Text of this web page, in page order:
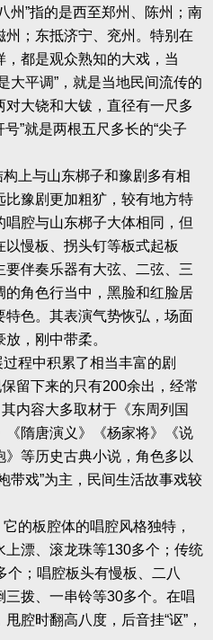
州”指的是西至郑州、陈州；南
；东抵济宁、兖州。特别在
都是观众熟知的大戏，当
大平调”，就是当地民间流传的
大铙和大钹，直径有一尺多
”就是两根五尺多长的“尖子
上与山东梆子和豫剧多有相
比豫剧更加粗犷，较有地方特
腔与山东梆子大体相同，但
慢板、拐头钉等板式起板
伴奏乐器有大弦、二弦、三
角色行当中，黑脸和红脸居
色。其表演气势恢弘，场面
，刚中带柔。
中积累了相当丰富的剧
留下来的只有200余出，经常
内容大多取材于《东周列国
隋唐演义》《杨家将》《说
等历史古典小说，角色多以
带戏”为主，民间生活故事戏较
板腔体的唱腔风格独特，
上漂、滚龙珠等130多个；传统
个；唱腔板头有慢板、二八
三拨、一串铃等30多个。在唱
腔时翻高八度，后音挂“讴”，